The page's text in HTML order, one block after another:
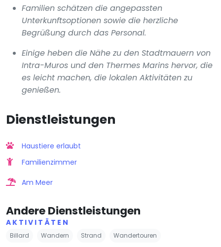
Familien schätzen die angepassten
Unterkunftsoptionen sowie die herzliche
Begrüßung durch das Personal.
Einige heben die Nähe zu den Stadtmauern von
Intra-Muros und den Thermes Marins hervor, die
es leicht machen, die lokalen Aktivitäten zu
genießen.
Dienstleistungen
Haustiere erlaubt
Familienzimmer
Am Meer
Andere Dienstleistungen
AKTIVITÄTEN
Billard Wandern Strand Wandertouren